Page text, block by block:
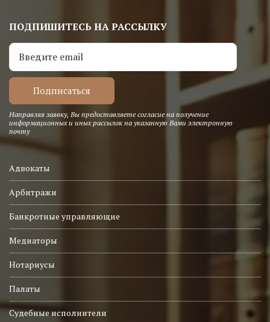
ПОДПИШИТЕСЬ НА РАССЫЛКУ
Направляя заявку, Вы предоставляете согласие на получение
информационных и иных рассылок на указанную Вами электронную
почту
Адвокаты
Арбитражи
Банкротные управляющие
Медиаторы
Нотариусы
Палаты
Судебные исполнители